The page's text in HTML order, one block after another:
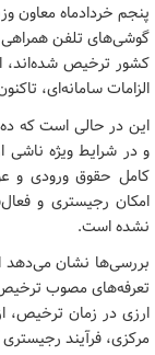
پنجم خردادماه معاون
گوشی‌های تلفن همراهی
کشور ترخیص شده‌اند،
الزامات سامانه‌ای،
این در حالی است که
کامل حقوق ورودی و
امکان رجیستری و
نشده است.
بررسی‌ها نشان می‌دهد
تعرفه‌های مصوب ترخیص
ارزی در زمان ترخیص،
مرکزی، فرآیند